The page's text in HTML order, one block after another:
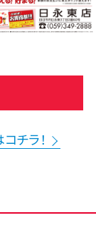
チラ！